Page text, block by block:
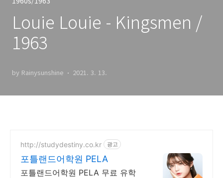
Louie Louie - Kingsmen /
1963
by Rainysunshine 2021. 3. 13.
http://studydestiny.co.kr 광고
포틀랜드어학원 PELA
포틀랜드어학원 PELA 무료 유학